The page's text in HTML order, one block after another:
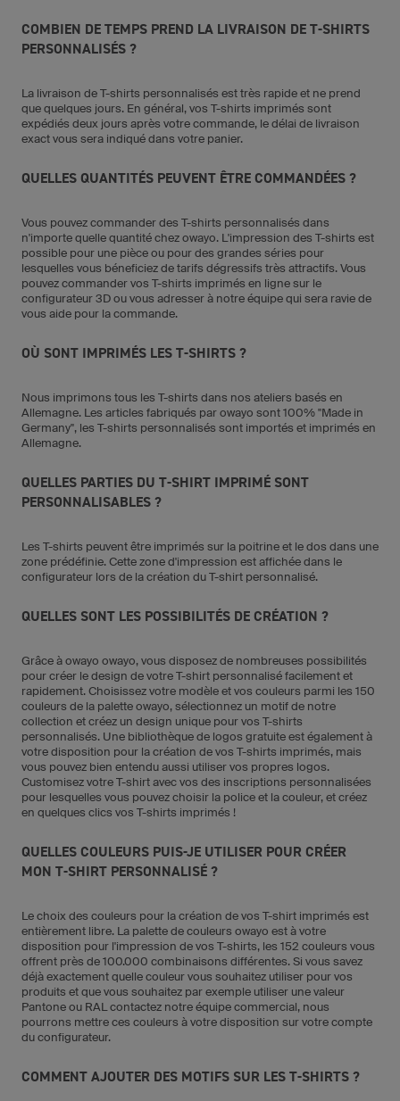
COMBIEN DE TEMPS PREND LA LIVRAISON DE T-SHIRTS
PERSONNALISÉS ?
La livraison de T-shirts personnalisés est très rapide et ne prend
que quelques jours. En général, vos T-shirts imprimés sont
expédiés deux jours après votre commande, le délai de livraison
exact vous sera indiqué dans votre panier.
QUELLES QUANTITÉS PEUVENT ÊTRE COMMANDÉES ?
Vous pouvez commander des T-shirts personnalisés dans
n'importe quelle quantité chez owayo. L'impression des T-shirts est
possible pour une pièce ou pour des grandes séries pour
lesquelles vous béneficiez de tarifs dégressifs très attractifs. Vous
pouvez commander vos T-shirts imprimés en ligne sur le
configurateur 3D ou vous adresser à notre équipe qui sera ravie de
vous aide pour la commande.
OÙ SONT IMPRIMÉS LES T-SHIRTS ?
Nous imprimons tous les T-shirts dans nos ateliers basés en
Allemagne. Les articles fabriqués par owayo sont 100% "Made in
Germany", les T-shirts personnalisés sont importés et imprimés en
Allemagne.
QUELLES PARTIES DU T-SHIRT IMPRIMÉ SONT
PERSONNALISABLES ?
Les T-shirts peuvent être imprimés sur la poitrine et le dos dans une
zone prédéfinie. Cette zone d'impression est affichée dans le
configurateur lors de la création du T-shirt personnalisé.
QUELLES SONT LES POSSIBILITÉS DE CRÉATION ?
Grâce à owayo owayo, vous disposez de nombreuses possibilités
pour créer le design de votre T-shirt personnalisé facilement et
rapidement. Choisissez votre modèle et vos couleurs parmi les 150
couleurs de la palette owayo, sélectionnez un motif de notre
collection et créez un design unique pour vos T-shirts
personnalisés. Une bibliothèque de logos gratuite est également à
votre disposition pour la création de vos T-shirts imprimés, mais
vous pouvez bien entendu aussi utiliser vos propres logos.
Customisez votre T-shirt avec vos des inscriptions personnalisées
pour lesquelles vous pouvez choisir la police et la couleur, et créez
en quelques clics vos T-shirts imprimés !
QUELLES COULEURS PUIS-JE UTILISER POUR CRÉER
MON T-SHIRT PERSONNALISÉ ?
Le choix des couleurs pour la création de vos T-shirt imprimés est
entièrement libre. La palette de couleurs owayo est à votre
disposition pour l'impression de vos T-shirts, les 152 couleurs vous
offrent près de 100.000 combinaisons différentes. Si vous savez
déjà exactement quelle couleur vous souhaitez utiliser pour vos
produits et que vous souhaitez par exemple utiliser une valeur
Pantone ou RAL contactez notre équipe commercial, nous
pourrons mettre ces couleurs à votre disposition sur votre compte
du configurateur.
COMMENT AJOUTER DES MOTIFS SUR LES T-SHIRTS ?